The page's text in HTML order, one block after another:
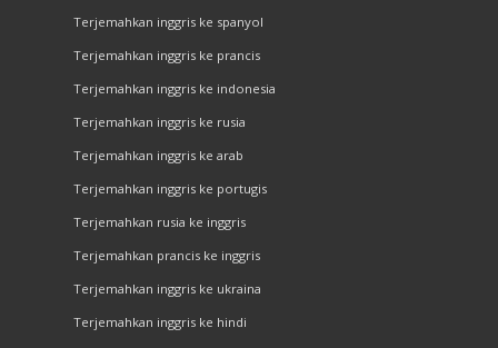
Terjemahkan inggris ke spanyol
Terjemahkan inggris ke prancis
Terjemahkan inggris ke indonesia
Terjemahkan inggris ke rusia
Terjemahkan inggris ke arab
Terjemahkan inggris ke portugis
Terjemahkan rusia ke inggris
Terjemahkan prancis ke inggris
Terjemahkan inggris ke ukraina
Terjemahkan inggris ke hindi